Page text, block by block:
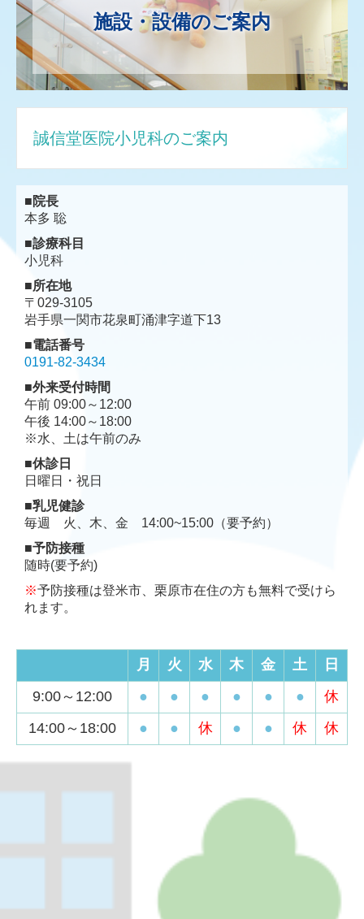
施設・設備のご案内
誠信堂医院小児科のご案内
■院長
本多 聡
■診療科目
小児科
■所在地
〒029-3105
岩手県一関市花泉町涌津字道下13
■電話番号
0191-82-3434
■外来受付時間
午前 09:00～12:00
午後 14:00～18:00
※水、土は午前のみ
■休診日
日曜日・祝日
■乳児健診
毎週 火、木、金 14:00~15:00 （要予約）
■予防接種
随時(要予約)
※予防接種は登米市、栗原市在住の方も無料で受けら
れます。
月 火 水 木 金 土
日
9:00～12:00
● ● ● ● ● ●
休
14:00～18:00
● ● 休 ● ● 休 休